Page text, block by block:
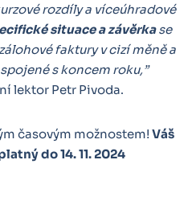
rozdíly a víceúhradové
situace a závěrkase
faktury v cizí měně a
s koncem roku,”
lektor Petr Pivoda.
časovým možnostem! Váš
do 14. 11. 2024